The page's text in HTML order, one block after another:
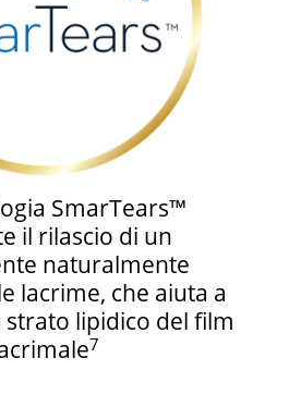
SmarTears™
il rilascio di un
naturalmente
lacrime, che aiuta a
strato lipidico del film
7